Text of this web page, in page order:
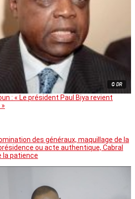
© DR
: « Le président Paul Biya revient
des généraux, maquillage de la
ou acte authentique, Cabral
la patience